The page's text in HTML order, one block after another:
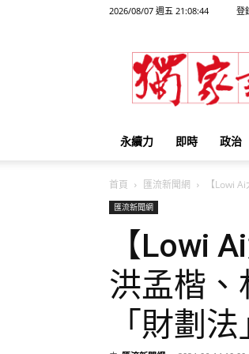
2026/08/07 週五 21:08:44 登
永續力 即時 政治
首頁 匯流新聞網 【Lowi
匯流新聞網
【Lowi
洪孟楷
「財劃